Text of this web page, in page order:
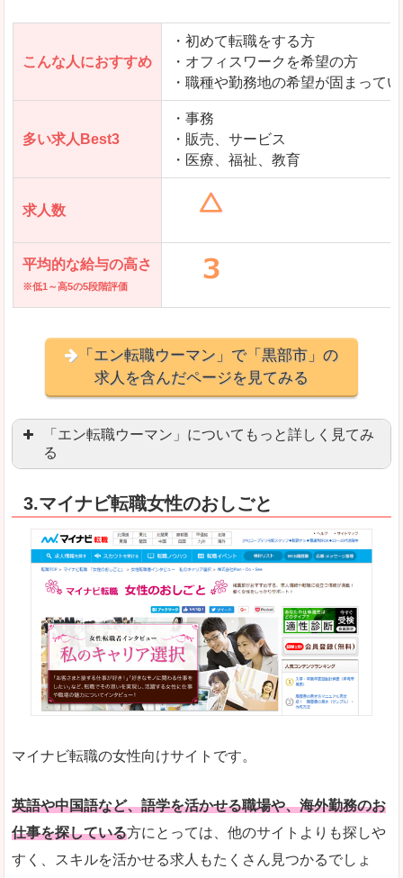
「とらばーゆ」で「黒部市」の
求人を含んだページを見てみる
こんな人におすすめ
・初めて転職をする方
・オフィスワークを希望の方
・職種や勤務地の希望が固まって
多い求人Best3
・事務
・販売、サービス
・医療、福祉、教育
求人数
平均的な給与の高さ
※低1～高5の5段階評価
「エン転職ウーマン」で「黒部市」の
求人を含んだページを見てみる
「エン転職ウーマン」についてもっと詳しく見てみ
る
良いところ
職種や勤務地など、すでに次のお仕事がイメージ
転職Q＆Aやノウハウが豊富なうえ、面接サポー
悪いところ
求人の掲載数が少ないです。
TOPページからこだわりや条件などをクイックに
はじめての転職や、転職活動において不安や心配
自分でうまく仕事を探せなくても、会員登録をす
人気度 「エン転職」全体として、会員数がとても多い印
3.マイナビ転職女性のおしごと
マイナビ転職の女性向けサイトです。
英語や中国語など、語学を活かせる職場や、海外勤務のお
仕事を探している方にとっては、他のサイトよりも探しや
すく、スキルを活かせる求人もたくさん見つかるでしょ